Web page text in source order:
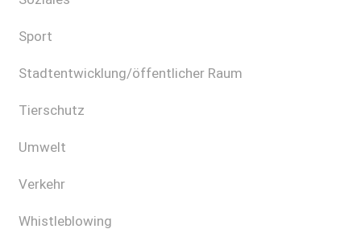
Sport
Stadtentwicklung/öffentlicher Raum
Tierschutz
Umwelt
Verkehr
Whistleblowing